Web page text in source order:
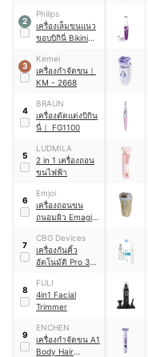
2
Philips
เครื่องเล็มขนแนว
ขอบบิกินี่ Bikini
RT383/15
3
Kemei
เครื่องกำจัดขน ｜
KM - 2668
4
BRAUN
เครื่องตัดแต่งบิกิน
นี่ ｜ FG1100
5
LUDMILA
2 in 1 เครื่องถอน
ขนไฟฟ้า
6
Emjoi
เครื่องถอนขน
ถนอมผิว Emagine
7
CBG Devices
เครื่องกันคิ้ว
อัตโนมัติ Pro 3
Trimmer
8
FULI
4in1 Facial
Trimmer
9
ENCHEN
เครื่องกำจัดขน A1
Body Hair